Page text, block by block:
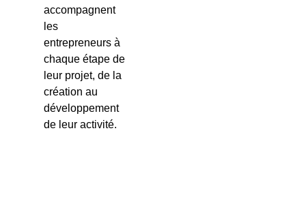
accompagnent
les
entrepreneurs à
chaque étape de
leur projet, de la
création au
développement
de leur activité.